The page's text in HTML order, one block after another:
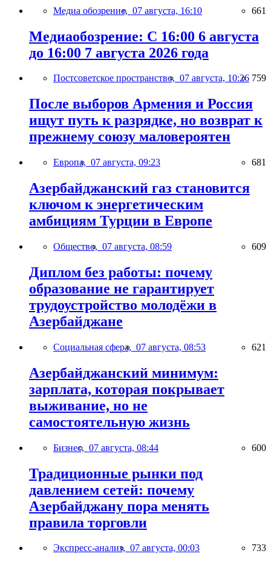
Медиа обозрение, 07 августа, 16:10 661
Медиаобозрение: С 16:00 6 августа
до 16:00 7 августа 2026 года
Постсоветское пространство, 07 августа, 10:26 759
После выборов Армения и Россия
ищут путь к разрядке, но возврат к
прежнему союзу маловероятен
Европа, 07 августа, 09:23 681
Азербайджанский газ становится
ключом к энергетическим
амбициям Турции в Европе
Общество, 07 августа, 08:59 609
Диплом без работы: почему
образование не гарантирует
трудоустройство молодёжи в
Азербайджане
Социальная сфера, 07 августа, 08:53 621
Азербайджанский минимум:
зарплата, которая покрывает
выживание, но не
самостоятельную жизнь
Бизнес, 07 августа, 08:44 600
Традиционные рынки под
давлением сетей: почему
Азербайджану пора менять
правила торговли
Экспресс-анализ, 07 августа, 00:03 733